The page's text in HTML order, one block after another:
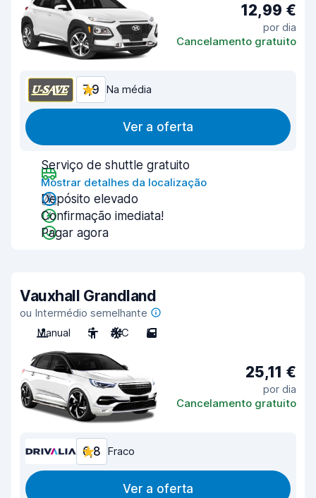
12,99 €
por dia
Cancelamento gratuito
7,9 Na média
Ver a oferta
Serviço de shuttle gratuito
Mostrar detalhes da localização
Depósito elevado
Confirmação imediata!
Pagar agora
Vauxhall Grandland
ou Intermédio semelhante
Manual
5 A/C 5
25,11 €
por dia
Cancelamento gratuito
6,8 Fraco
Ver a oferta